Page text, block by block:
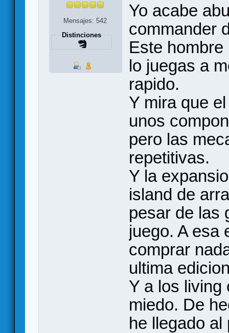
Mensajes: 542
Distinciones
Yo acabe
commander
Este
lo juegas a
rapido.
Y mira que
unos
pero las
repetitivas.
Y la
island de
pesar de las
juego. A esa
comprar
ultima
Y a los living
miedo. De
he llegado